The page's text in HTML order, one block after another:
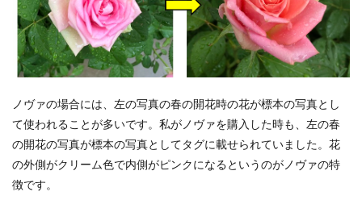
ノヴァの場合には、左の写真の春の開花時の花が標本の写真とし
て使われることが多いです。私がノヴァを購入した時も、左の春
の開花の写真が標本の写真としてタグに載せられていました。花
の外側がクリーム色で内側がピンクになるというのがノヴァの特
徴です。